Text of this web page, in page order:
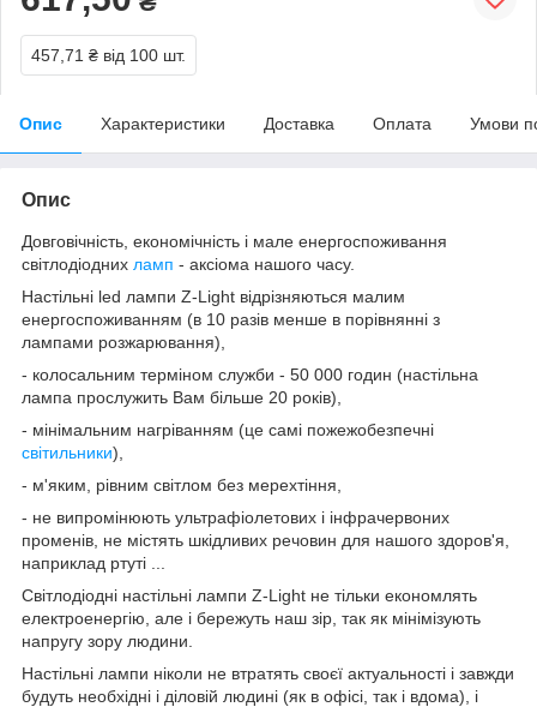
457,71 ₴ від 100 шт.
Опис Характеристики Доставка Оплата Умови
Опис
Довговічність, економічність і мале енергоспоживання
світлодіодних ламп - аксіома нашого часу.
Настільні led лампи Z-Light відрізняються малим
енергоспоживанням (в 10 разів менше в порівнянні з
лампами розжарювання),
- колосальним терміном служби - 50 000 годин (настільна
лампа прослужить Вам більше 20 років),
- мінімальним нагріванням (це самі пожежобезпечні
світильники),
- м'яким, рівним світлом без мерехтіння,
- не випромінюють ультрафіолетових і інфрачервоних
променів, не містять шкідливих речовин для нашого здоров'я,
наприклад ртуті ...
Світлодіодні настільні лампи Z-Light не тільки економлять
електроенергію, але і бережуть наш зір, так як мінімізують
напругу зору людини.
Настільні лампи ніколи не втратять своєї актуальності і завжди
будуть необхідні і діловій людині (як в офісі, так і вдома), і